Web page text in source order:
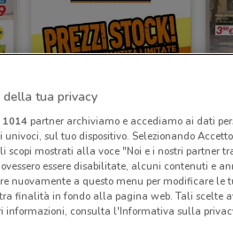
Tecnomat
Scade il 26/08 16.4 km
della tua privacy
1014partner archiviamo e accediamo ai dati
sul tuo dispositivo. Selezionando
scopi mostrati alla voce "Noi e i nostri partner
essere disabilitate, alcuni contenuti e
nuovamente a questo menu per modificare le
finalità in fondo alla pagina web. Tali scelte
informazioni, consulta l'Informativa sulla